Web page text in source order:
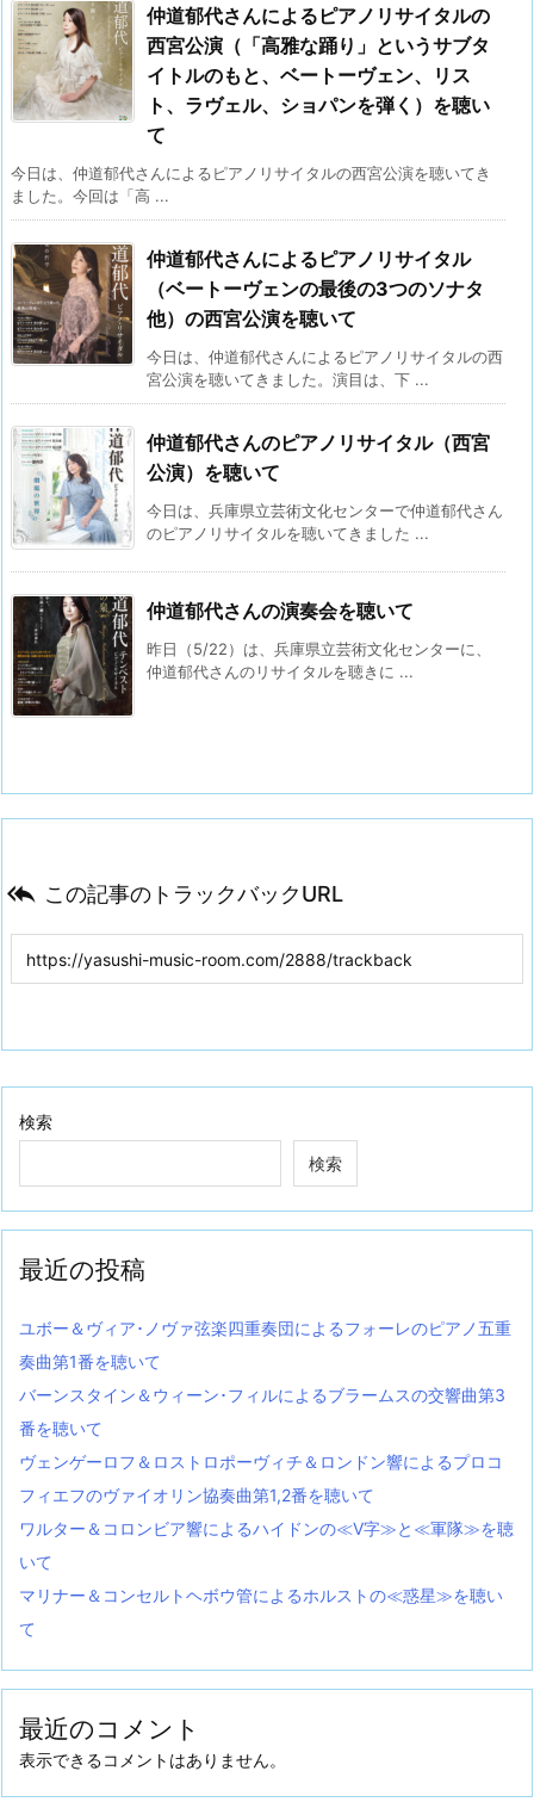
仲道郁代さんによるピアノリサイタルの
西宮公演（「高雅な踊り」というサブタ
イトルのもと、ベートーヴェン、リス
ト、ラヴェル、ショパンを弾く）を聴い
て
今日は、仲道郁代さんによるピアノリサイタルの西宮公演を聴いてき
ました。今回は「高 ...
仲道郁代さんによるピアノリサイタル
（ベートーヴェンの最後の3つのソナタ
他）の西宮公演を聴いて
今日は、仲道郁代さんによるピアノリサイタルの西
宮公演を聴いてきました。演目は、下 ...
仲道郁代さんのピアノリサイタル（西宮
公演）を聴いて
今日は、兵庫県立芸術文化センターで仲道郁代さん
のピアノリサイタルを聴いてきました ...
仲道郁代さんの演奏会を聴いて
昨日（5/22）は、兵庫県立芸術文化センターに、
仲道郁代さんのリサイタルを聴きに ...
 この記事のトラックバックURL
検索
検索
最近の投稿
ユボー＆ヴィア･ノヴァ弦楽四重奏団によるフォーレのピアノ五重
奏曲第1番を聴いて
バーンスタイン＆ウィーン･フィルによるブラームスの交響曲第3
番を聴いて
ヴェンゲーロフ＆ロストロポーヴィチ＆ロンドン響によるプロコ
フィエフのヴァイオリン協奏曲第1,2番を聴いて
ワルター＆コロンビア響によるハイドンの≪V字≫と≪軍隊≫を聴
いて
マリナー＆コンセルトヘボウ管によるホルストの≪惑星≫を聴い
て
最近のコメント
表示できるコメントはありません。